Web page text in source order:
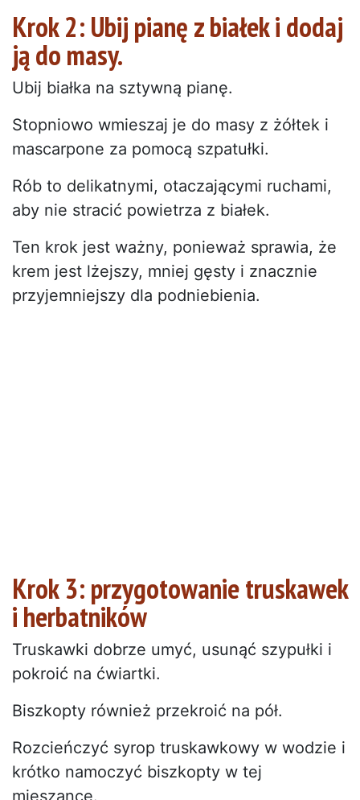
Krok 2: Ubij pianę z białek i dodaj
ją do masy.
Ubij białka na sztywną pianę.
Stopniowo wmieszaj je do masy z żółtek i
mascarpone za pomocą szpatułki.
Rób to delikatnymi, otaczającymi ruchami,
aby nie stracić powietrza z białek.
Ten krok jest ważny, ponieważ sprawia, że
krem jest lżejszy, mniej gęsty i znacznie
przyjemniejszy dla podniebienia.
Krok 3: przygotowanie truskawek
i herbatników
Truskawki dobrze umyć, usunąć szypułki i
pokroić na ćwiartki.
Biszkopty również przekroić na pół.
Rozcieńczyć syrop truskawkowy w wodzie i
krótko namoczyć biszkopty w tej
mieszance.